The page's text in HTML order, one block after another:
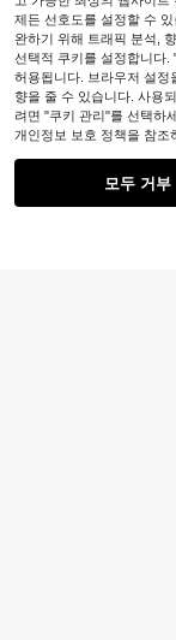
제든 선호도를 설정할 수
완하기 위해 트래픽 분석,
선택적 쿠키를 설정합니다.
허용됩니다. 브라우저 설정
향을 줄 수 있습니다. 사용
려면 "쿠키 관리"를 선택하
개인정보 보호 정책을 참조
모두 거부